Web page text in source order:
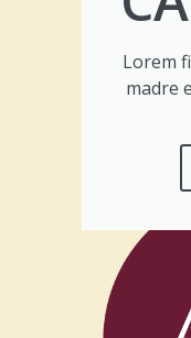
Lorem
madre